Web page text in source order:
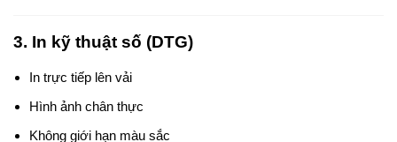
3. In kỹ thuật số (DTG)
In trực tiếp lên vải
Hình ảnh chân thực
Không giới hạn màu sắc